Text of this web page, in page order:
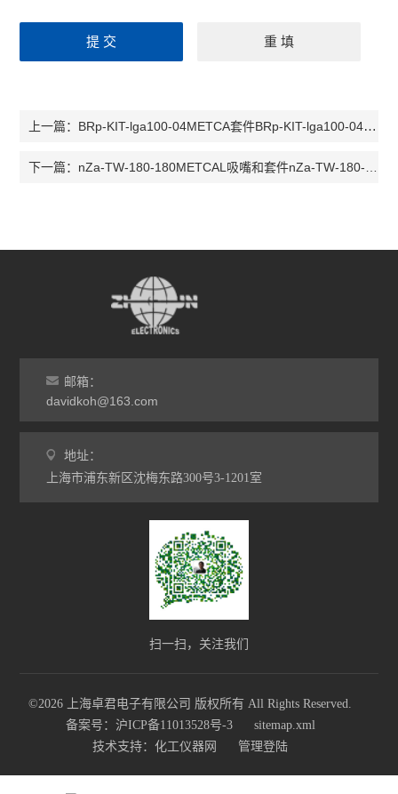
上一篇： BRp-KIT-lga100-04METCA套件BRp-KIT-lga100-04,OKI套件BRp-KIT-lga100-04
下一篇： nZa-TW-180-180METCAL吸嘴和套件nZa-TW-180-180,OKI套件nZa-TW-180-180
邮箱：
davidkoh@163.com
地址：
上海市浦东新区沈梅东路300号3-1201室
扫一扫，关注我们
©2026 上海卓君电子有限公司 版权所有 All Rights Reserved.
备案号：沪ICP备11013528号-3
sitemap.xml
技术支持： 化工仪器网 管理登陆